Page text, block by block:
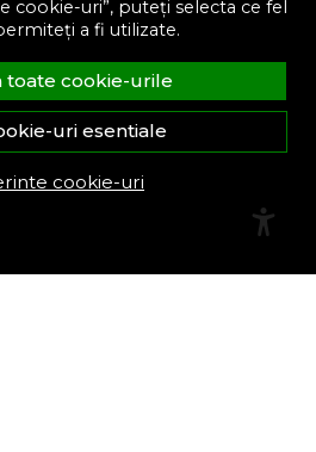
cookie-uri”, puteți selecta ce fel
a fi utilizate.
toate cookie-urile
uri esentiale
cookie-uri